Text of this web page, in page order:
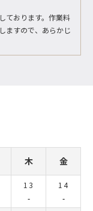
ております。作業料
ますので、あらかじ
木 金
13
-
14
-